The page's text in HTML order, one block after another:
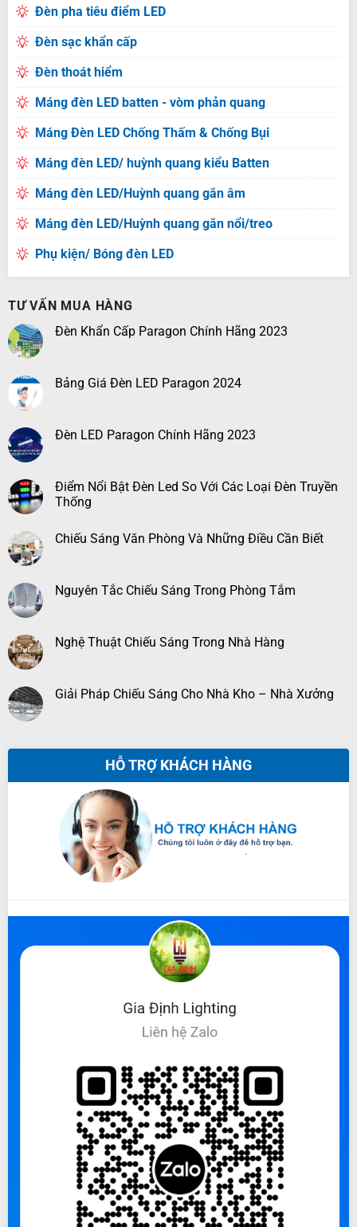
Đèn pha tiêu điểm LED
Đèn sạc khẩn cấp
Đèn thoát hiểm
Máng đèn LED batten - vòm phản quang
Máng Đèn LED Chống Thấm & Chống Bụi
Máng đèn LED/ huỳnh quang kiểu Batten
Máng đèn LED/Huỳnh quang gắn âm
Máng đèn LED/Huỳnh quang gắn nổi/treo
Phụ kiện/ Bóng đèn LED
TƯ VẤN MUA HÀNG
Đèn Khẩn Cấp Paragon Chính Hãng 2023
Bảng Giá Đèn LED Paragon 2024
Đèn LED Paragon Chính Hãng 2023
Điểm Nổi Bật Đèn Led So Với Các Loại Đèn Truyền
Thống
Chiếu Sáng Văn Phòng Và Những Điều Cần Biết
Nguyên Tắc Chiếu Sáng Trong Phòng Tắm
Nghệ Thuật Chiếu Sáng Trong Nhà Hàng
Giải Pháp Chiếu Sáng Cho Nhà Kho – Nhà Xưởng
HỖ TRỢ KHÁCH HÀNG